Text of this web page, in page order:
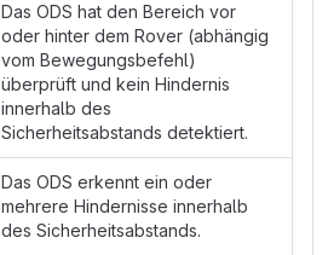
Das ODS hat den Bereich vor
oder hinter dem Rover (abhängig
vom Bewegungsbefehl)
überprüft und kein Hindernis
innerhalb des
Sicherheitsabstands detektiert.
Das ODS erkennt ein oder
mehrere Hindernisse innerhalb
des Sicherheitsabstands.